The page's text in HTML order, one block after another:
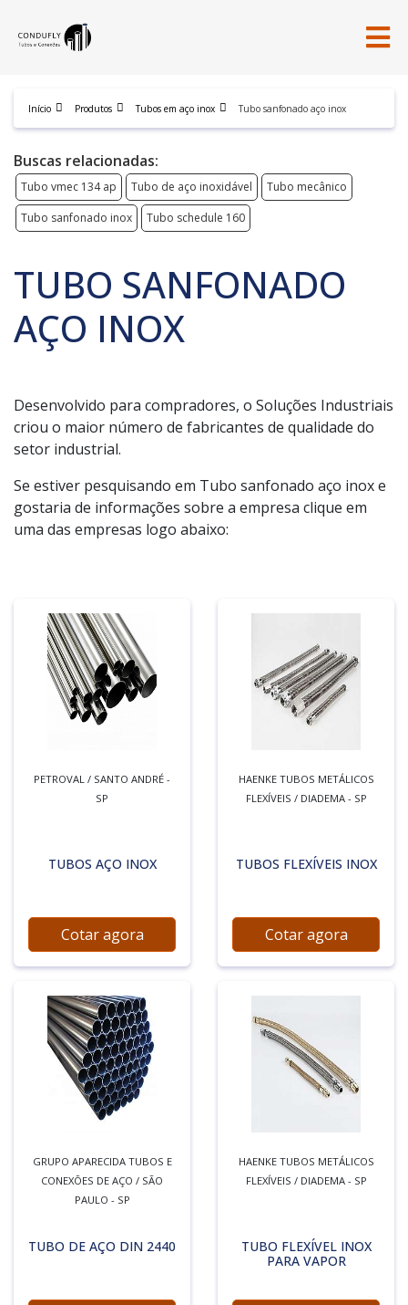
Início Produtos Tubos em aço inox Tubo sanfonado aço inox
Buscas relacionadas:
Tubo vmec 134 ap Tubo de aço inoxidável
Tubo mecânico
Tubo sanfonado inox
Tubo schedule 160
TUBO SANFONADO
AÇO INOX
Desenvolvido para compradores, o Soluções Industriais
criou o maior número de fabricantes de qualidade do
setor industrial.
Se estiver pesquisando em Tubo sanfonado aço inox e
gostaria de informações sobre a empresa clique em
uma das empresas logo abaixo:
PETROVAL / SANTO ANDRÉ -
SP
TUBOS AÇO INOX
Cotar agora
HAENKE TUBOS METÁLICOS
FLEXÍVEIS / DIADEMA - SP
TUBOS FLEXÍVEIS INOX
Cotar agora
GRUPO APARECIDA TUBOS E
CONEXÕES DE AÇO / SÃO
PAULO - SP
TUBO DE AÇO DIN 2440
HAENKE TUBOS METÁLICOS
FLEXÍVEIS / DIADEMA - SP
TUBO FLEXÍVEL INOX
PARA VAPOR